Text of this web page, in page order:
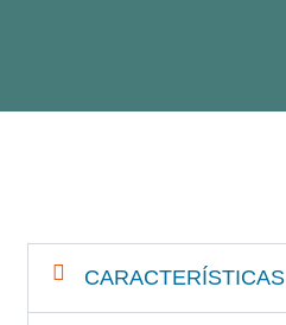
CARACTERÍSTICAS